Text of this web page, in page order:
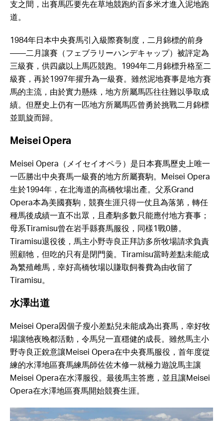
支之間，出賽馬匹要先在草地競跑約百多米才進入泥地跑
道。
1984年日本中央賽馬引入級際賽制度，二月錦標的前身
——二月讓賽（フェブラリーハンデキャップ）被評定為
三級賽，供四歲以上馬匹競跑。1994年二月錦標升格至二
級賽，再於1997年擢升為一級賽。雖然泥地賽事是地方賽
馬的主流，由於實力懸殊，地方所屬馬匹往往難以爭取成
績。但歷史上仍有一匹地方所屬馬匹曾勇於挑戰二月錦標
並凱旋而歸。
Meisei Opera
Meisei Opera（メイセイオペラ）是日本賽馬歷史上唯一
一匹勝出中央賽馬一級賽的地方所屬賽駒。Meisei Opera
生於1994年，在北海道的高橋牧場出產。父系Grand
Opera本為美國賽駒，競賽生涯只得一仗且為落第，轉任
種馬後成績一直不出眾，且產駒多數只能應付地方賽事；
母系Tiramisu曾在岩手縣賽馬服役，同樣1戰0勝。
Tiramisu退役後，馬主小野寺良正拜訪多所牧場請求負責
照顧牠，但吃的只有是閉門羹。Tiramisu當時差點未能成
為繁殖雌馬，幸好高橋牧場以賺取飼養費為由收留了
Tiramisu。
水澤出道
Meisei Opera因個子瘦小差點兒未能成為出賽馬，幸好牧
場讓牠夜晚都活動，令馬兒一直穩健的成長。雖然馬主小
野寺良正銳意讓Meisei Opera在中央賽馬服役，首年度從
練的水澤地區賽馬練馬師佐佐木修一就極力遊說馬主讓
Meisei Opera在水澤服役。最後馬主答應，並且讓Meisei
Opera在水澤地區賽馬開始競賽生涯。